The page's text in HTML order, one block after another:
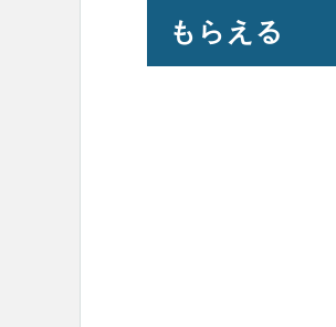
もらえる